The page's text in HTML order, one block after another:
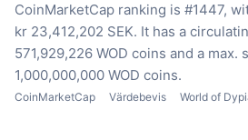
CoinMarketCap ranking is #1447,
kr 23,412,202 SEK. It has a
571,929,226 WOD coins and a max.
1,000,000,000 WOD coins.
CoinMarketCap Värdebevis World of